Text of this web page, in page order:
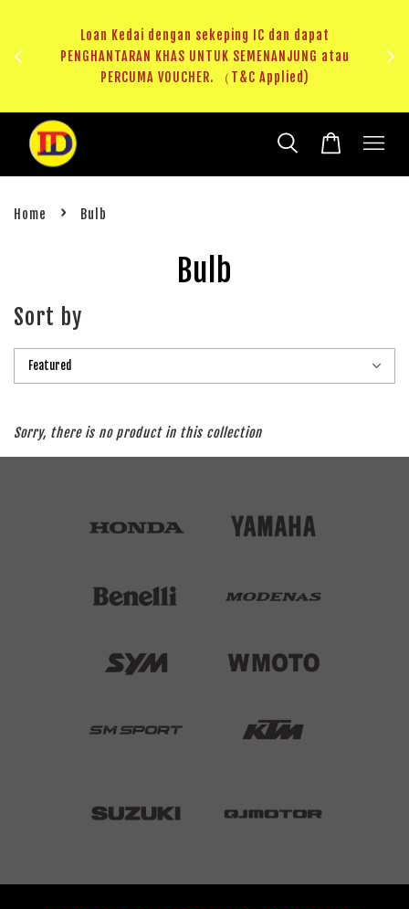
Loan Kedai dengan sekeping IC dan dapat
PENGHANTARAN KHAS UNTUK SEMENANJUNG atau
PERCUMA VOUCHER. （T&C Applied)
Home › Bulb
Bulb
Sort by
Sorry, there is no product in this collection